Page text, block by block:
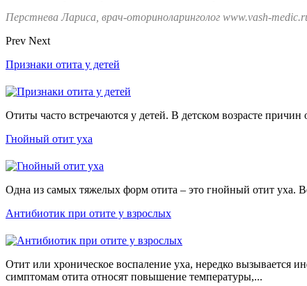
Перстнева Лариса, врач-оториноларинголог www.vash-
Prev Next
Признаки отита у детей
Отиты часто встречаются у детей. В детском возрасте причин
Гнойный отит уха
Одна из самых тяжелых форм отита – это гнойный отит уха.
Антибиотик при отите у взрослых
Отит или хроническое воспаление уха, нередко вызывается
симптомам отита относят повышение температуры,...